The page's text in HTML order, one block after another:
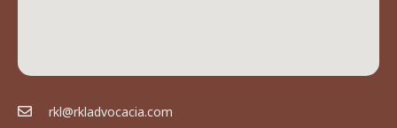
rkl@rkladvocacia.com